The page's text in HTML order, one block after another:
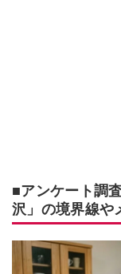
■アンケート調
沢」の境界線や